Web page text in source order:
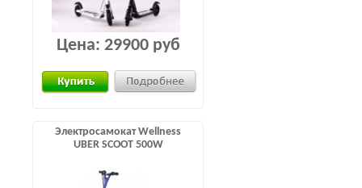
Цена: 29900 руб
Электросамокат Wellness
UBER SCOOT 500W